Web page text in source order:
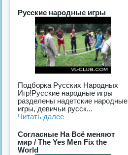
Русские народные игры
Подборка Русских Народных
Игр!Русские народные игры
разделены надетские народные
игры, девичьи русск...
Читать далее
Согласные На Всё меняют
мир / The Yes Men Fix the
World